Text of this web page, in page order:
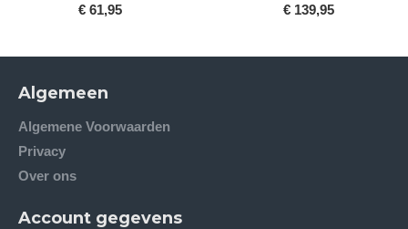
€ 61,95 € 139,95
Algemeen
Algemene Voorwaarden
Privacy
Over ons
Account gegevens